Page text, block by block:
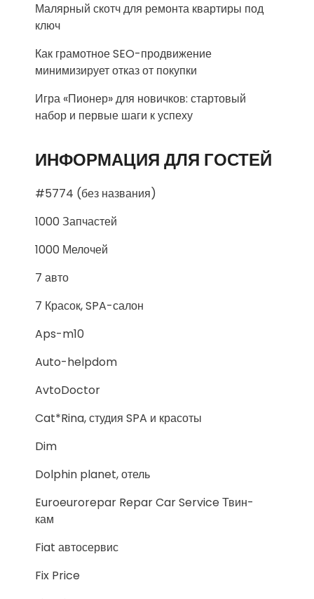
Малярный скотч для ремонта квартиры под
ключ
Как грамотное SEO-продвижение
минимизирует отказ от покупки
Игра «Пионер» для новичков: стартовый
набор и первые шаги к успеху
ИНФОРМАЦИЯ ДЛЯ ГОСТЕЙ
#5774 (без названия)
1000 Запчастей
1000 Мелочей
7 авто
7 Красок, SPA-салон
Aps-m10
Auto-helpdom
AvtoDoctor
Cat*Rina, студия SPA и красоты
Dim
Dolphin planet, отель
Euroeurorepar Repar Car Service Твин-
кам
Fiat автосервис
Fix Price